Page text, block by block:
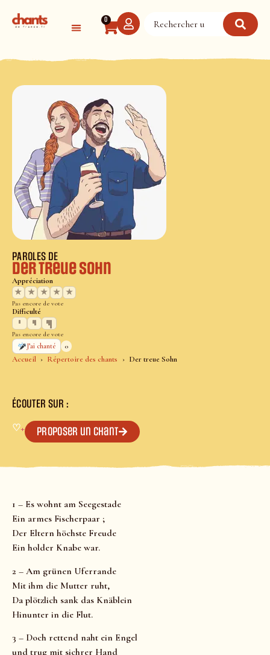
0
Accueil Répertoire des chants Der treue Sohn
PAROLES DE
Der treue Sohn
Appréciation
★
★ ★ ★ ★
Pas encore de vote
Difficulté
Pas encore de vote
J’ai chanté
0
ÉCOUTER SUR :
♡+ Proposer un chant
1 – Es wohnt am Seegestade
Ein armes Fischerpaar ;
Der Eltern höchste Freude
Ein holder Knabe war.
2 – Am grünen Uferrande
Mit ihm die Mutter ruht,
Da plötzlich sank das Knäblein
Hinunter in die Flut.
3 – Doch rettend naht ein Engel
und trug mit sichrer Hand